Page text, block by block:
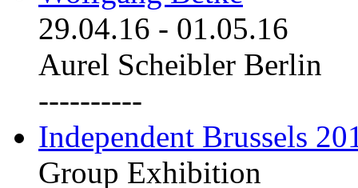
29.04.16 - 01.05.16
Aurel Scheibler Berlin
----------
Independent Brussels
Group Exhibition